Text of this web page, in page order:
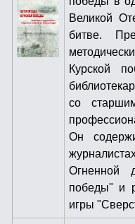
Великой
битве.
Курской
со
Он
Огненной
победы" и
игры